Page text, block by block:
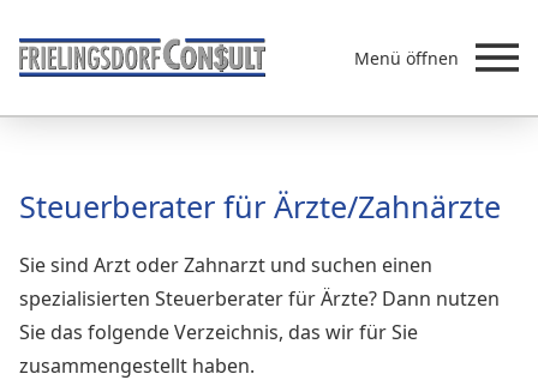
Menü öffnen
Beratung
Akademie
MVZ/Ärztenetze
Über uns
Steuerberater für Ärzte/Zahnärzte
Sie sind Arzt oder Zahnarzt und suchen einen
spezialisierten Steuerberater für Ärzte? Dann nutzen
Sie das folgende Verzeichnis, das wir für Sie
zusammengestellt haben.